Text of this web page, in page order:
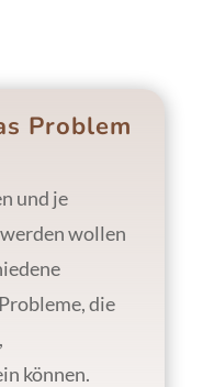
Problem
und je
wollen
die
können.